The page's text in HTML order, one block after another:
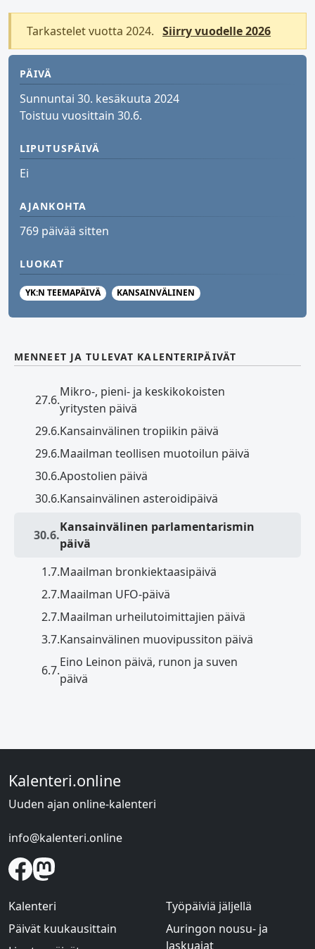
Tarkastelet vuotta 2024. Siirry vuodelle 2026
PÄIVÄ
Sunnuntai 30. kesäkuuta 2024
Toistuu vuosittain 30.6.
LIPUTUSPÄIVÄ
Ei
AJANKOHTA
769 päivää sitten
LUOKAT
YK:N TEEMAPÄIVÄ KANSAINVÄLINEN
MENNEET JA TULEVAT KALENTERIPÄIVÄT
27.6.
Mikro-, pieni- ja keskikokoisten
yritysten päivä
29.6.Kansainvälinen tropiikin päivä
29.6.Maailman teollisen muotoilun päivä
30.6.Apostolien päivä
30.6.Kansainvälinen asteroidipäivä
30.6.
Kansainvälinen parlamentarismin
päivä
1.7.Maailman bronkiektaasipäivä
2.7.Maailman UFO-päivä
2.7.Maailman urheilutoimittajien päivä
3.7.Kansainvälinen muovipussiton päivä
6.7.
Eino Leinon päivä, runon ja suven
päivä
Kalenteri.online
Uuden ajan online-kalenteri
info@kalenteri.online
Kalenteri
Päivät kuukausittain
Työpäiviä jäljellä
Auringon nousu- ja
laskuajat